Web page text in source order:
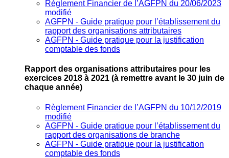
Règlement Financier de l’AGFPN du 20/06/2023
modifié
AGFPN ‐ Guide pratique pour l’établissement du
rapport des organisations attributaires
AGFPN ‐ Guide pratique pour la justification
comptable des fonds
Rapport des organisations attributaires pour les
exercices 2018 à 2021 (à remettre avant le 30 juin de
chaque année)
Règlement Financier de l’AGFPN du 10/12/2019
modifié
AGFPN ‐ Guide pratique pour l’établissement du
rapport des organisations de branche
AGFPN ‐ Guide pratique pour la justification
comptable des fonds